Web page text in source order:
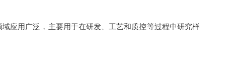
应用广泛，主要用于在研发、工艺和质控等过程中研究样